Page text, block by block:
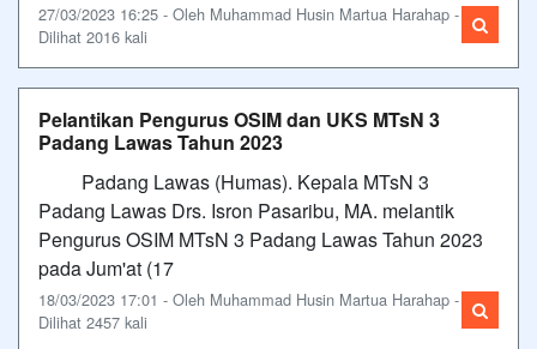
27/03/2023 16:25 - Oleh Muhammad Husin Martua Harahap -
Dilihat 2016 kali
Pelantikan Pengurus OSIM dan UKS MTsN 3
Padang Lawas Tahun 2023
Padang Lawas (Humas). Kepala MTsN 3
Padang Lawas Drs. Isron Pasaribu, MA. melantik
Pengurus OSIM MTsN 3 Padang Lawas Tahun 2023
pada Jum'at (17
18/03/2023 17:01 - Oleh Muhammad Husin Martua Harahap -
Dilihat 2457 kali